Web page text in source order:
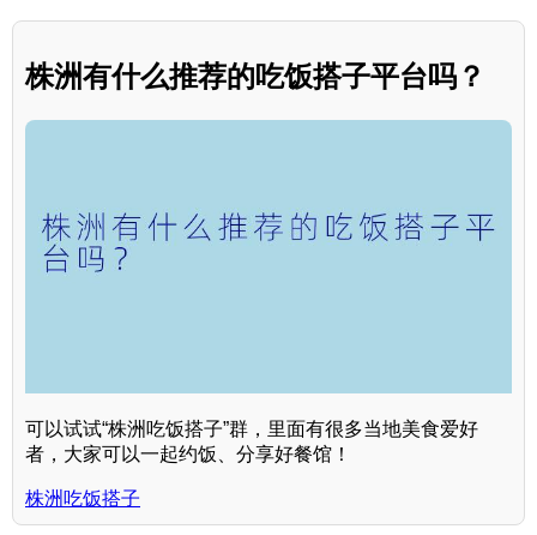
株洲有什么推荐的吃饭搭子平台吗？
可以试试“株洲吃饭搭子”群，里面有很多当地美食爱好
者，大家可以一起约饭、分享好餐馆！
株洲吃饭搭子